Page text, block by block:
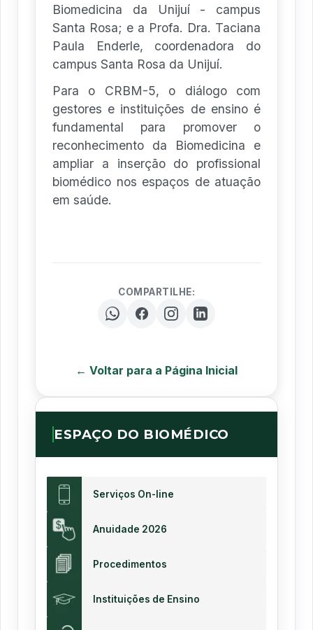
Biomedicina da Unijuí - campus
Santa Rosa; e a Profa. Dra. Taciana
Paula Enderle, coordenadora do
campus Santa Rosa da Unijuí.
Para o CRBM-5, o diálogo com
gestores e instituições de ensino é
fundamental para promover o
reconhecimento da Biomedicina e
ampliar a inserção do profissional
biomédico nos espaços de atuação
em saúde.
COMPARTILHE:
← Voltar para a Página Inicial
ESPAÇO DO BIOMÉDICO
Serviços On-line
Anuidade 2026
Procedimentos
Instituições de Ensino